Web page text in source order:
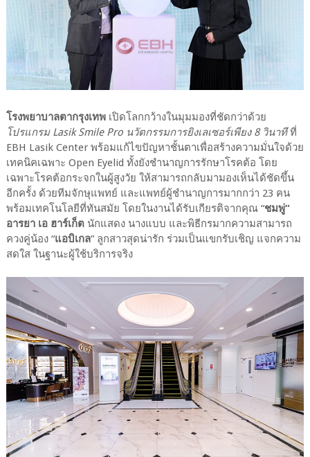
โรงพยาบาลตากรุงเทพเปิดโลกกว้างในมุมมองที่ชัดกว่าด้วย
โปรแกรม Lasik Smile Pro นวัตกรรมการยิงเลเซอร์เพียง 8 วินาทีที่
EBH Lasik Center พร้อมแก้ไขปัญหาชั้นตาเพื่อสร้างความมั่นใจด้วย
เทคนิคเฉพาะ Open Eyelid ทั้งยังชำนาญการรักษาโรคต้อ โดย
เฉพาะโรคต้อกระจกในผู้สูงวัย ให้สามารถกลับมามองเห็นได้ชัดขึ้น
อีกครั้ง ด้วยทีมจักษุแพทย์ และแพทย์ผู้ชำนาญการมากกว่า 23 คน
พร้อมเทคโนโลยีที่ทันสมัย โดยในงานได้รับเกียรติจากคุณ “ชมพู่”
อารยา เอ ฮาร์เก็ตนักแสดง นางแบบ และพิธีกรมากความสามารถ
ควงคู่น้อง “แอบิเกล” ลูกสาวสุดน่ารัก ร่วมเป็นแขกรับเชิญ แจกความ
สดใส ในฐานะผู้ใช้บริการจริง